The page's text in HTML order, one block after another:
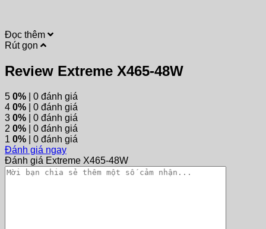
Đọc thêm
Rút gọn
Review Extreme X465-48W
5 0% | 0 đánh giá
4 0% | 0 đánh giá
3 0% | 0 đánh giá
2 0% | 0 đánh giá
1 0% | 0 đánh giá
Đánh giá ngay
Đánh giá Extreme X465-48W